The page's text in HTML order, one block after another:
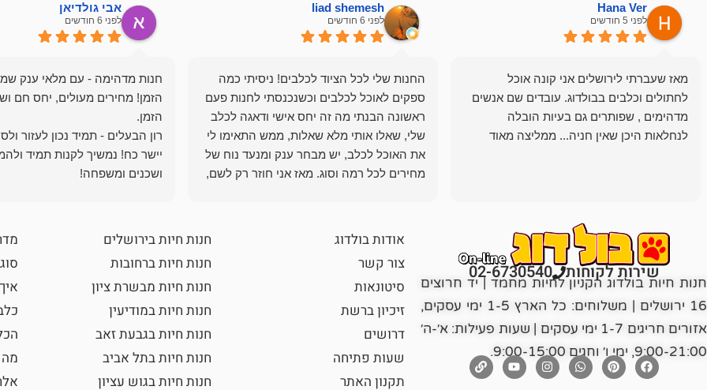
Hana Ver
לפני 5 חודשים
מאז שעברתי לירושלים אני קונה אוכל
לחתולים וכלבים בבולדוג. עובדים שם אנשים
מדהימים , שפותרים גם בעיות הובלה
לנחלאות היכן שאין חניה... ממליצה מאוד
liad shemesh
לפני 6 חודשים
החנות שלי לכל הציוד לכלבים! ניסיתי כמה
ספקים לאוכל לכלבים וכשנכנסתי לחנות פעם
ראשונה הבנתי מה זה יחס אישי ודאגה לכלב
שלי, שאלו אותי מלא שאלות, ממש התאימו לי
את האוכל לכלב, יש מבחר ענק ומנעד נוח של
מחירים לכל רמה וסוג. מאז אני חוזר רק לשם,
אבי גולדיאן
לפני 6 חודשים
חנות מדהימה - עם מלאי ענק
הזמן! מחירים מעולים, יחס חם
רון הבעלים - תמיד נכון לעזור
יישר כח! נמשיך לקנות תמיד
ושכנים ומשפחה!
שירות לקוחות 02-6730540
חנות חיות בולדוג הקניון לחיות מחמד | יד חרוצים
16 ירושלים | משלוחים: כל הארץ 1-5 ימי עסקים,
אזורים חריגים 1-7 ימי עסקים | שעות פעילות: א׳-ה׳
9:00-21:00, ימי ו׳ וחגים 9:00-15:00.
אודות בולדוג
צור קשר
סיטונאות
זיכיון ברשת
דרושים
שעות פתיחה
תקנון האתר
חנות חיות בירושלים
חנות חיות ברחובות
חנות חיות מבשרת ציון
חנות חיות במודיעין
חנות חיות בגבעת זאב
חנות חיות בתל אביב
חנות חיות בגוש עציון